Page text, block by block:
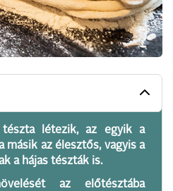
tészta létezik, az egyik a
másik az élesztős, vagyis a
a hájas tészták is.
az előtésztába